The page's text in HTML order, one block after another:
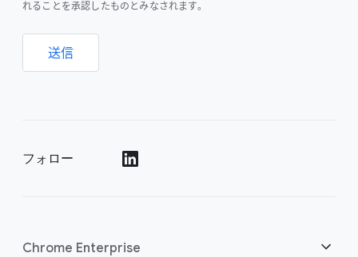
れることを承認したものとみなされます。
送信
フォロー
Chrome Enterprise